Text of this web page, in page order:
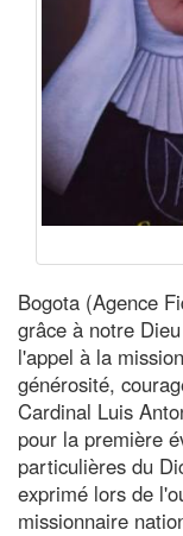
Bogota (Agence
grâce à notre
l'appel à la
générosité,
Cardinal Luis
pour la première
particulières du
exprimé lors de
missionnaire